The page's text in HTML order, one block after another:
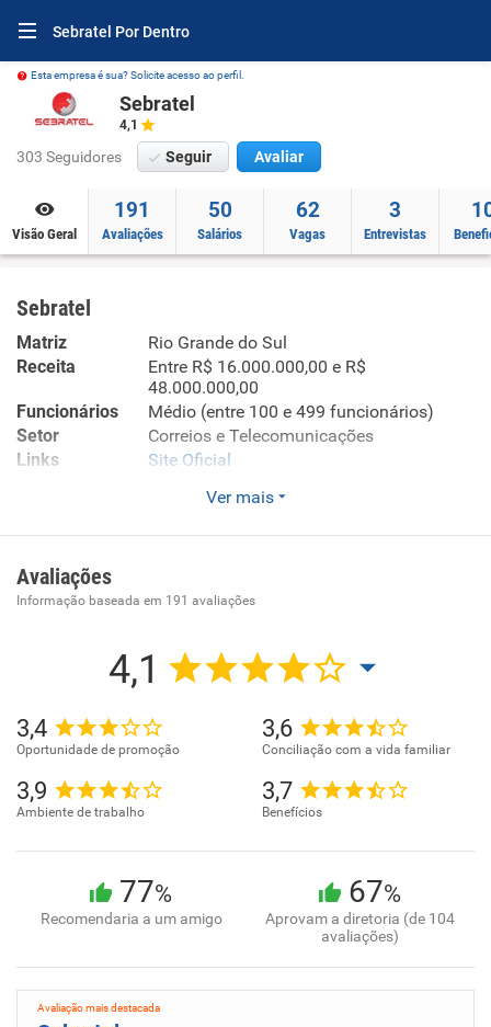
Sebratel Por Dentro
Esta empresa é sua? Solicite acesso ao perfil.
Sebratel
4,1
303 Seguidores Seguir Avaliar
Visão Geral
191
Avaliações
50
Salários
62
Vagas
3
Entrevistas
Sebratel
Matriz
Rio Grande do Sul
Receita
Entre R$ 16.000.000,00 e R$
48.000.000,00
Funcionários
Médio (entre 100 e 499 funcionários)
Setor
Correios e Telecomunicações
Links
Site Oficial
- Empresa de Telecomunicações - Empresa de
Telecomunicações
Ver mais
Avaliações
Informação baseada em 191 avaliações
4,1
3,4
Oportunidade de promoção
3,6
Conciliação com a vida familiar
3,9
Ambiente de trabalho
3,7
Benefícios
77%
Recomendaria a um amigo
67%
Aprovam a diretoria (de 104
avaliações)
Avaliação mais destacada